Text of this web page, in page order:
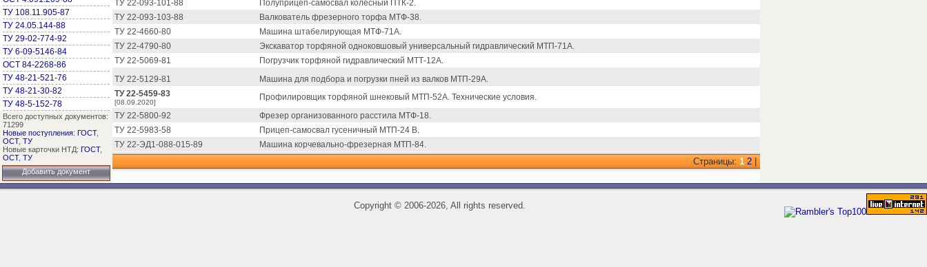
ТУ 108.11.905-87
ТУ 24.05.144-88
ТУ 29-02-774-92
ТУ 6-09-5146-84
ОСТ 84-2268-86
ТУ 48-21-521-76
ТУ 48-21-30-82
ТУ 48-5-152-78
Всего доступных документов:
71299
Новые поступления: ГОСТ,
ОСТ, ТУ
Новые карточки НТД: ГОСТ,
ОСТ, ТУ
Добавить документ
ТУ 22-093-101-88
Полуприцеп-самосвал колесный ПТК-2.
ТУ 22-093-103-88
Валкователь фрезерного торфа МТФ-38.
ТУ 22-4660-80
Машина штабелирующая МТФ-71А.
ТУ 22-4790-80
Экскаватор торфяной одноковшовый универсальный гидравлический МТП-71А.
ТУ 22-5069-81
Погрузчик торфяной гидравлический МТТ-12А.
ТУ 22-5129-81
Машина для подбора и погрузки пней из валков МТП-29А.
ТУ 22-5459-83
[08.09.2020]
Профилировщик торфяной шнековый МТП-52А. Технические условия.
ТУ 22-5800-92
Фрезер организованного расстила МТФ-18.
ТУ 22-5983-58
Прицеп-самосвал гусеничный МТП-24 В.
ТУ 22-ЭД1-088-015-89
Машина корчевально-фрезерная МТП-84.
Страницы: 1 2
Copyright ©2006-2026, All rights reserved.